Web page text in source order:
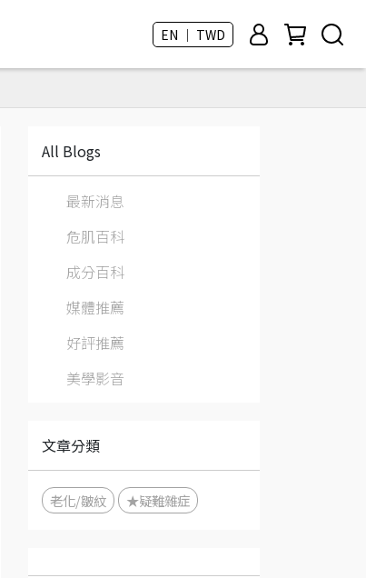
EN ｜ TWD
All Blogs
最新消息
危肌百科
成分百科
媒體推薦
好評推薦
美學影音
文章分類
老化/皺紋 ★疑難雜症